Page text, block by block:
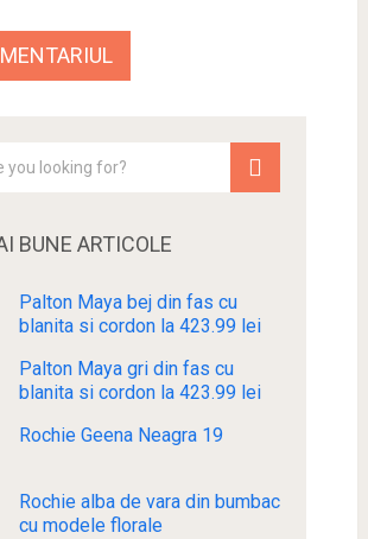
BUNE ARTICOLE
Palton Maya bej din fas cu
blanita si cordon la 423.99 lei
Palton Maya gri din fas cu
blanita si cordon la 423.99 lei
Rochie Geena Neagra 19
Rochie alba de vara din bumbac
cu modele florale